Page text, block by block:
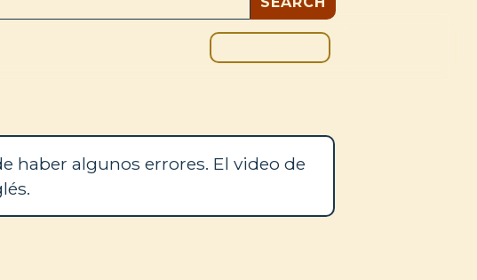
haber algunos errores. El video de